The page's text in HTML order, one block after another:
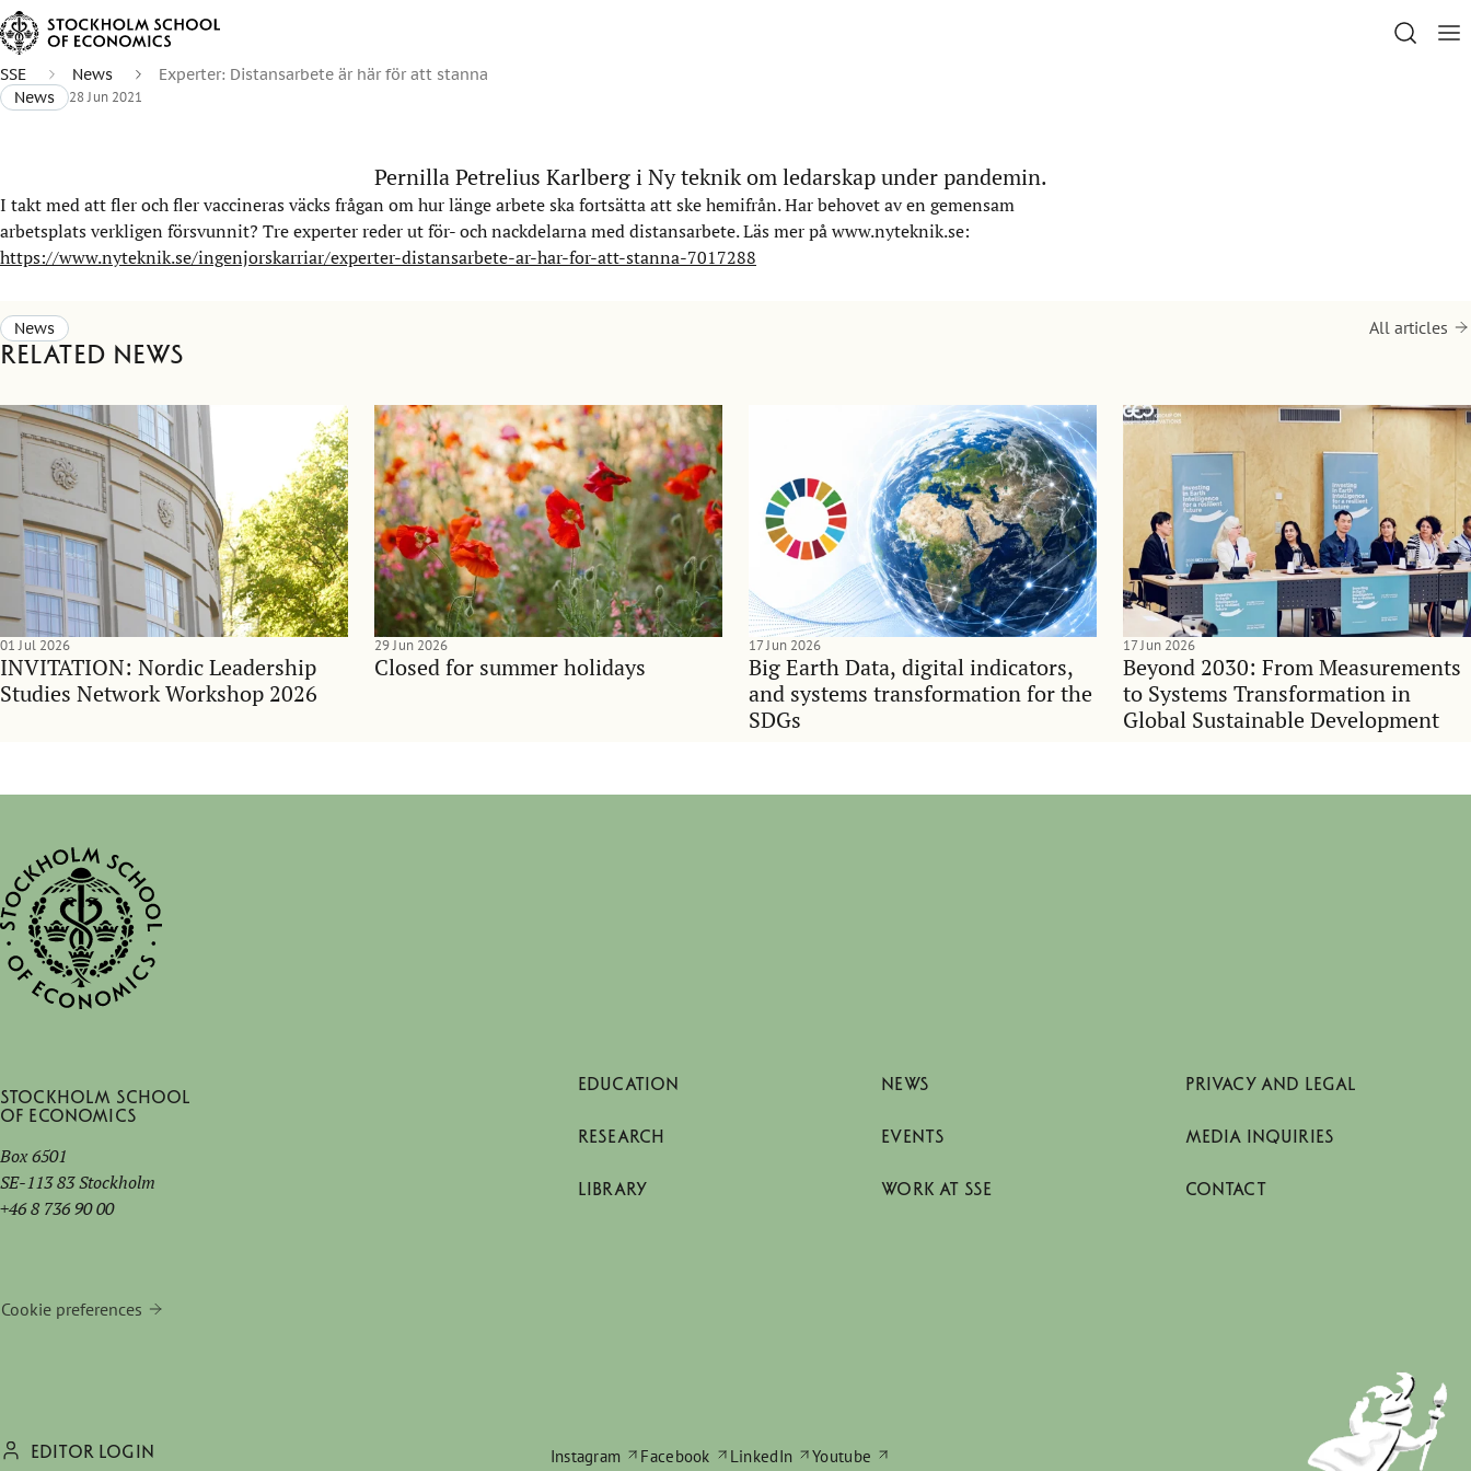
SSE News
Experter: Distansarbete är här för att stanna
News
28 Jun 2021
Pernilla Petrelius Karlberg i Ny teknik om ledarskap under pandemin.
I takt med att fler och fler vaccineras väcks frågan om hur länge arbete ska fortsätta att ske hemifrån. Har behovet av en gemensam
arbetsplats verkligen försvunnit? Tre experter reder ut för- och nackdelarna med distansarbete. Läs mer på www.nyteknik.se:
https://www.nyteknik.se/ingenjorskarriar/experter-distansarbete-ar-har-for-att-stanna-7017288
News
Related news
All articles
INVITATION: Nordic Leadership
Studies Network Workshop 2026
01 Jul 2026
Closed for summer holidays
29 Jun 2026
Big Earth Data, digital indicators,
and systems transformation for the
SDGs
17 Jun 2026
Beyond 2030: From Measurements
to Systems Transformation in
Global Sustainable Development
17 Jun 2026
Stockholm School
of Economics
Box 6501
SE-113 83 Stockholm
+46 8 736 90 00
Cookie preferences
EDUCATION
RESEARCH
LIBRARY
NEWS
EVENTS
WORK AT SSE
PRIVACY AND LEGAL
MEDIA INQUIRIES
CONTACT
EDITOR LOGIN Instagram Facebook LinkedIn Youtube